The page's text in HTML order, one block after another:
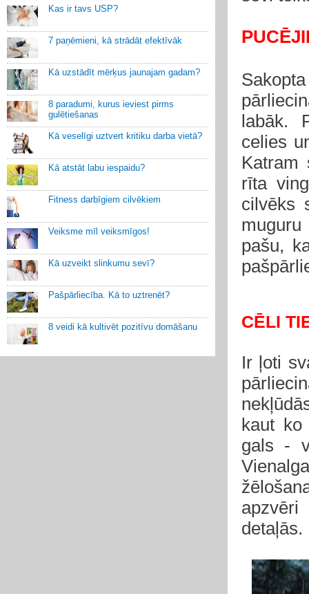
Kas ir tavs USP?
7 paņēmieni, kā strādāt efektīvāk
Kā uzstādīt mērķus jaunajam gadam?
8 paradumi, kurus ieviest pirms
gulētiešanas
Kā veselīgi uztvert kritiku darba vietā?
Kā atstāt labu iespaidu?
Fitness darbīgiem cilvēkiem
Veiksme mīl veiksmīgos!
Kā uzveikt slinkumu sevī?
Pašpārliecība. Kā to uztrenēt?
8 veidi kā kultivēt pozitīvu domāšanu
labāk.
celies
Katram
rīta
cilvēks
pašu,
CĒLI
Ir ļoti
kaut ko
gals -
detaļās.